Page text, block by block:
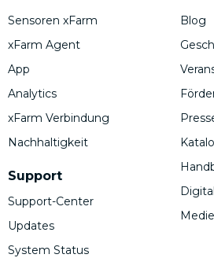
Sensoren xFarm
xFarm Agent
App
Analytics
xFarm Verbindung
Nachhaltigkeit
Support
Support-Center
Updates
System Status
Blog